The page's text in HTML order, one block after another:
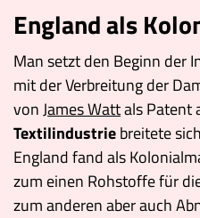
England als
Man setzt den Beginn der
mit der Verbreitung der
vonJames Wattals Patent
Textilindustriebreitete
England fand als
zum einen Rohstoffe für
zum anderen aber auch